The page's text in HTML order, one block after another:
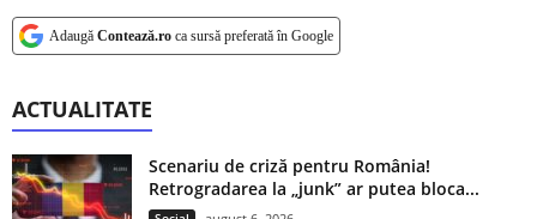
Adaugă Contează.ro ca sursă preferată în Google
ACTUALITATE
Scenariu de criză pentru România!
Retrogradarea la „junk” ar putea bloca...